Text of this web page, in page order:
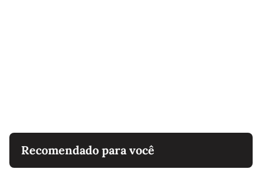
Recomendado para você